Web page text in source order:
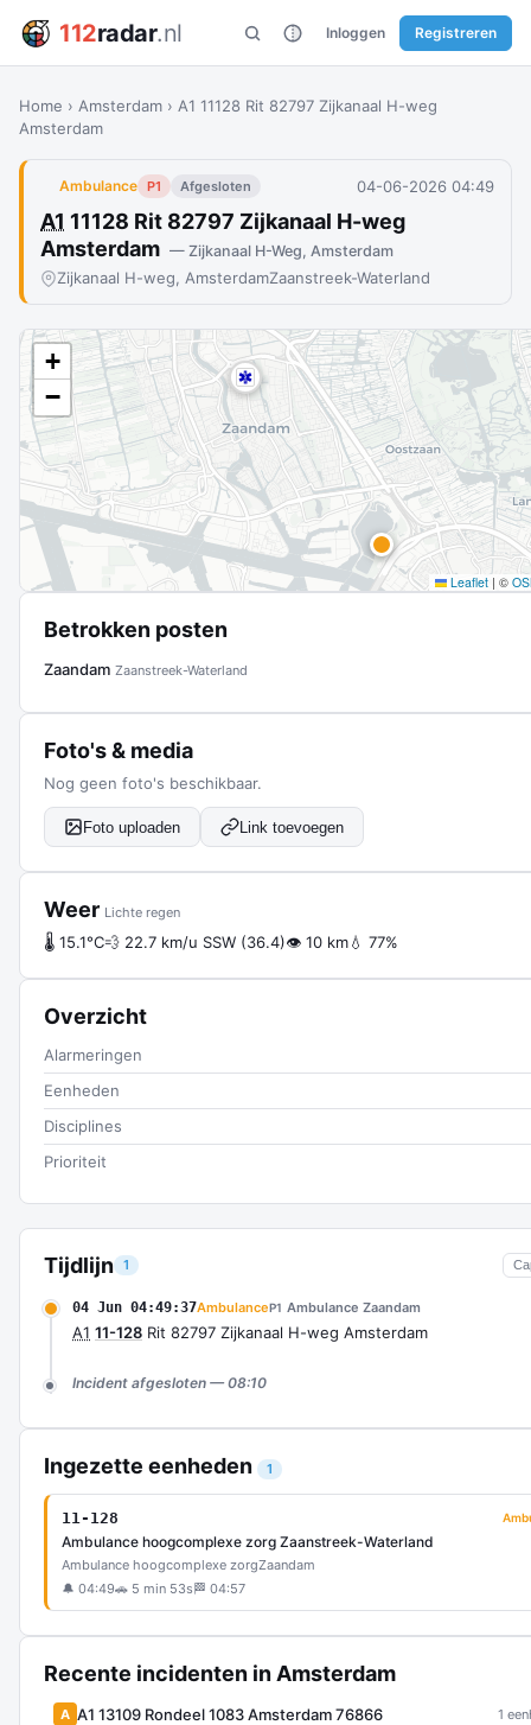
112radar.nl Inloggen Registreren
Home › Amsterdam › A1 11128 Rit 82797 Zijkanaal H-weg
Amsterdam
Ambulance P1 Afgesloten 04-06-2026 04:49
A1 11128 Rit 82797 Zijkanaal H-weg
Amsterdam — Zijkanaal H-Weg, Amsterdam
Zijkanaal H-weg, AmsterdamZaanstreek-Waterland
Tijdlijn 1
04 Jun 04:49:37AmbulanceP1 Ambulance Zaandam
A1 11-128 Rit 82797 Zijkanaal H-weg Amsterdam
Incident afgesloten — 08:10
Ingezette eenheden 1
11-128
Ambulance hoogcomplexe zorg Zaanstreek-Waterland
Ambulance hoogcomplexe zorgZaandam
🔔 04:49🚗 5 min 53s 🏁 04:57
Recente incidenten in Amsterdam
A A1 13109 Rondeel 1083 Amsterdam 76866 1
+
−
Leaflet | ©
Betrokken posten
Zaandam Zaanstreek-Waterland
Foto's & media
Nog geen foto's beschikbaar.
Foto uploaden Link toevoegen
Weer Lichte regen
🌡 15.1°C💨 22.7 km/u SSW (36.4)👁 10 km💧 77%
Overzicht
Alarmeringen
Eenheden
Disciplines
Prioriteit